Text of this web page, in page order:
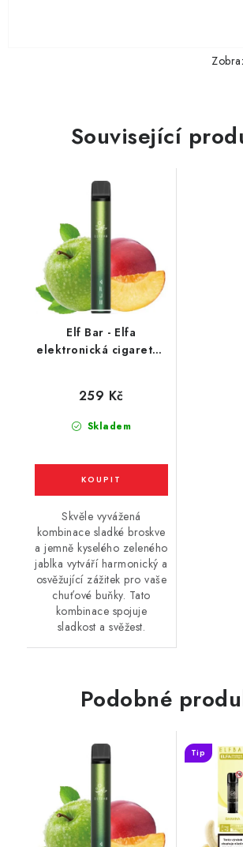
Související
Elf Bar - Elfa
elektronická cigareta -
Skladem
259 Kč
Skvěle vyvážená
kombinace sladké broskve
a jemně kyselého zeleného
jablka vytváří harmonický a
osvěžující zážitek pro vaše
chuťové buňky. Tato
kombinace spojuje
sladkost a svěžest.
Podobné
Tip